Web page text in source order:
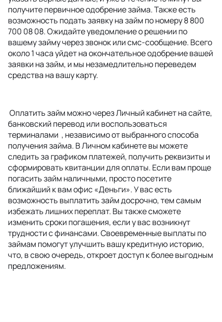
получите первичное одобрение займа. Также есть
возможность подать заявку на займ по номеру 8 800
700 08 08. Ожидайте уведомление о решении по
вашему займу через звонок или смс-сообщение. Всего
около 1 часа уйдет на окончательное одобрение вашей
заявки на займ, и мы незамедлительно переведем
средства на вашу карту.
Оплатить займ можно через Личный кабинет на сайте,
банковский перевод или воспользоваться
терминалами , независимо от выбранного способа
получения займа. В Личном кабинете вы можете
следить за графиком платежей, получить реквизиты и
сформировать квитанции для оплаты. Если вам проще
погасить займ наличными, просто посетите
ближайший к вам офис «Деньги». У вас есть
возможность выплатить займ досрочно, тем самым
избежать лишних переплат. Вы также сможете
изменить сроки погашения, если у вас возникнут
трудности с финансами. Своевременные выплаты по
займам помогут улучшить вашу кредитную историю,
что, в свою очередь, откроет доступ к более выгодным
предложениям.